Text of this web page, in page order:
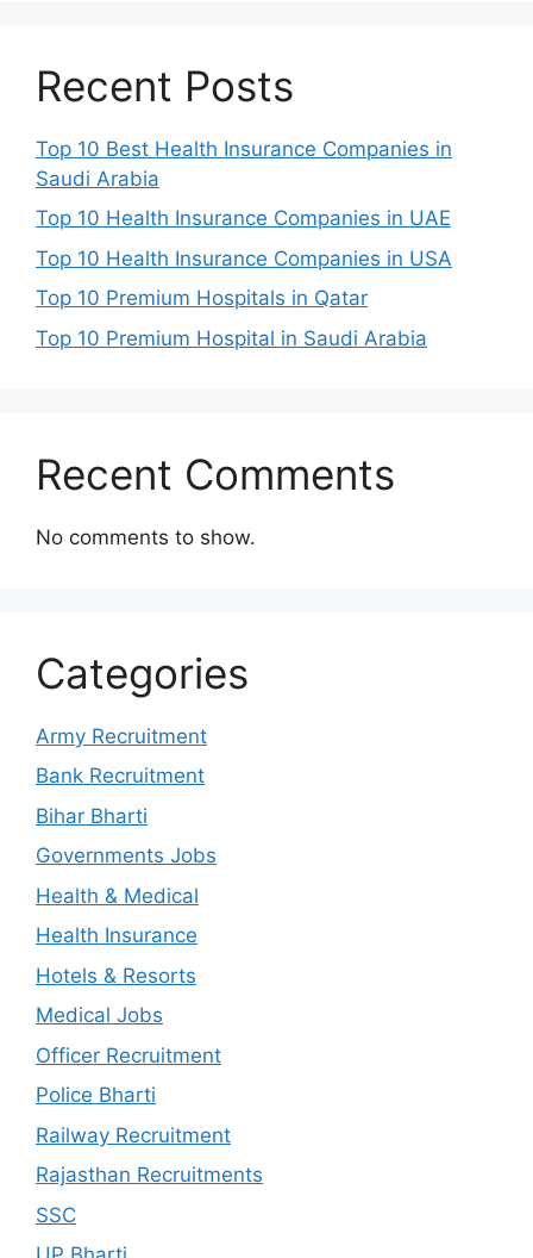
Recent Posts
Top 10 Best Health Insurance Companies in
Saudi Arabia
Top 10 Health Insurance Companies in UAE
Top 10 Health Insurance Companies in USA
Top 10 Premium Hospitals in Qatar
Top 10 Premium Hospital in Saudi Arabia
Recent Comments
No comments to show.
Categories
Army Recruitment
Bank Recruitment
Bihar Bharti
Governments Jobs
Health & Medical
Health Insurance
Hotels & Resorts
Medical Jobs
Officer Recruitment
Police Bharti
Railway Recruitment
Rajasthan Recruitments
SSC